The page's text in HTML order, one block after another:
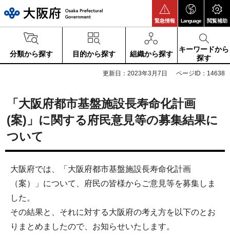
緊急情報 Language 閲覧補助
分類から探す 目的から探す 組織から探す
キーワードから
探す
更新日：2023年3月7日 ページID：14638
「大阪府都市基盤施設長寿命化計画
(案)」に関する府民意見等の募集結果に
ついて
大阪府では、「大阪府都市基盤施設長寿命化計画
（案）」について、府民の皆様からご意見等を募集しま
した。
その結果と、それに対する大阪府の考え方を以下のとお
りまとめましたので、お知らせいたします。